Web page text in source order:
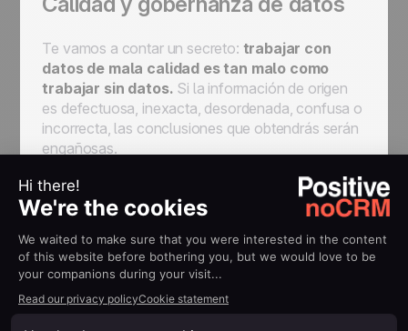
Te vamos a contar un secreto: trabajar con
datos de mala calidad es tan malo como
trabajar sin datos. Si la información de origen
es defectuosa, inexacta, desordenada, confusa o
incorrecta, las conclusiones que obtendrás serán
engañosas.
¿Cómo puedes asegurarte de que tus datos sean
precisos y confiables? ¿Cómo integrar de manera
efectiva el análisis de datos en tu estrategia de
ventas?
La clave está en un concepto conocido como
calidad y gobernanza de datos. El objetivo es